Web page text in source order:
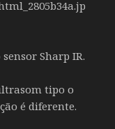
Sharp IR.
tipo o
é diferente.